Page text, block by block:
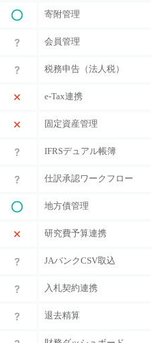
寄附管理
会員管理
税務申告（法人税）
e-Tax連携
固定資産管理
IFRSデュアル帳簿
仕訳承認ワークフロー
地方債管理
研究費予算連携
JAバンクCSV取込
入札契約連携
退去精算